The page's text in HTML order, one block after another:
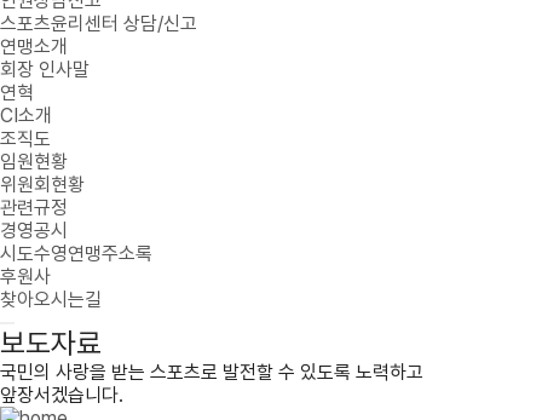
스포츠윤리센터 상담/신고
연맹소개
회장 인사말
연혁
CI소개
조직도
임원현황
위원회현황
관련규정
경영공시
시도수영연맹주소록
후원사
찾아오시는길
보도자료
국민의 사랑을 받는 스포츠로 발전할 수 있도록 노력하고
앞장서겠습니다.